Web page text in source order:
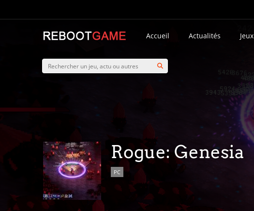
Accueil Actualités Jeux
Rogue: Genesia
PC